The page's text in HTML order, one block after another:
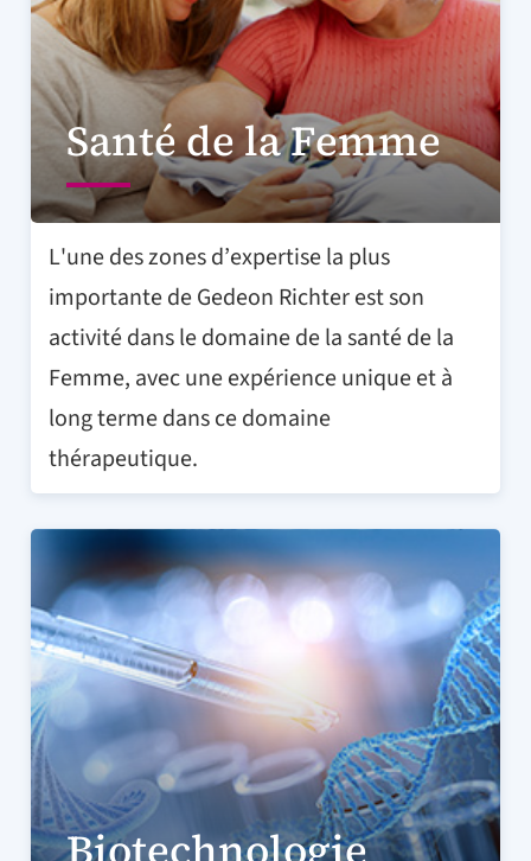
Santé de la Femme
L'une des zones d’expertise la plus
importante de Gedeon Richter est son
activité dans le domaine de la santé de la
Femme, avec une expérience unique et à
long terme dans ce domaine
thérapeutique.